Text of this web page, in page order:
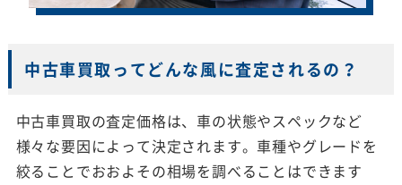
中古車買取ってどんな風に査定されるの？
中古車買取の査定価格は、車の状態やスペックなど
様々な要因によって決定されます。車種やグレードを
絞ることでおおよその相場を調べることはできます